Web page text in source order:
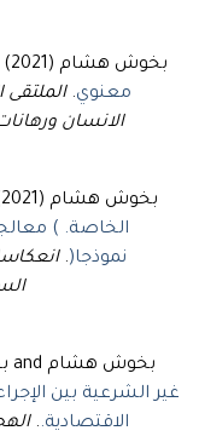
بخوش هشام (2021)
معنوي.
الانسان
بخوش هشام (2021)
نموذجا(.
بخوش هشام and بخوش زين العابدين (2021)
غير الشرعية بين
الاقتصادية..